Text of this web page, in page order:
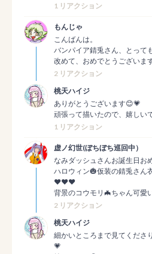
1 リアクション
もんじゃ
こんばんは。
バンパイア錆兎さん、とって
改めて、おめでとうございま
2 リアクション
桃天ハイジ
ありがとうございます😊💗
頑張って描いたので、嬉しい
1 リアクション
虚ノ幻世(ぼちぼち巡回中）
なみダッシュさんお誕生日
ハロウィン🎃仮装の錆兎さん
♥♥♥
背景のコウモリ🦇ちゃん可
2 リアクション
桃天ハイジ
細かいところまで見てくださ
💗